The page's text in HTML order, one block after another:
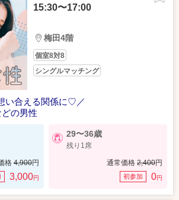
15:30〜17:00
梅田4階
個室8対8
シングルマッチング
い合える関係に♡／
の男性
格 4,900円
3,000円
29〜36歳
残り1席
通常価格 2,400円
初参加 0円